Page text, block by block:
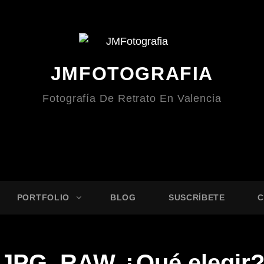
JMFOTOGRAFIA
Fotografía De Retrato En Valencia
PORTFOLIO BLOG SUSCRÍBETE